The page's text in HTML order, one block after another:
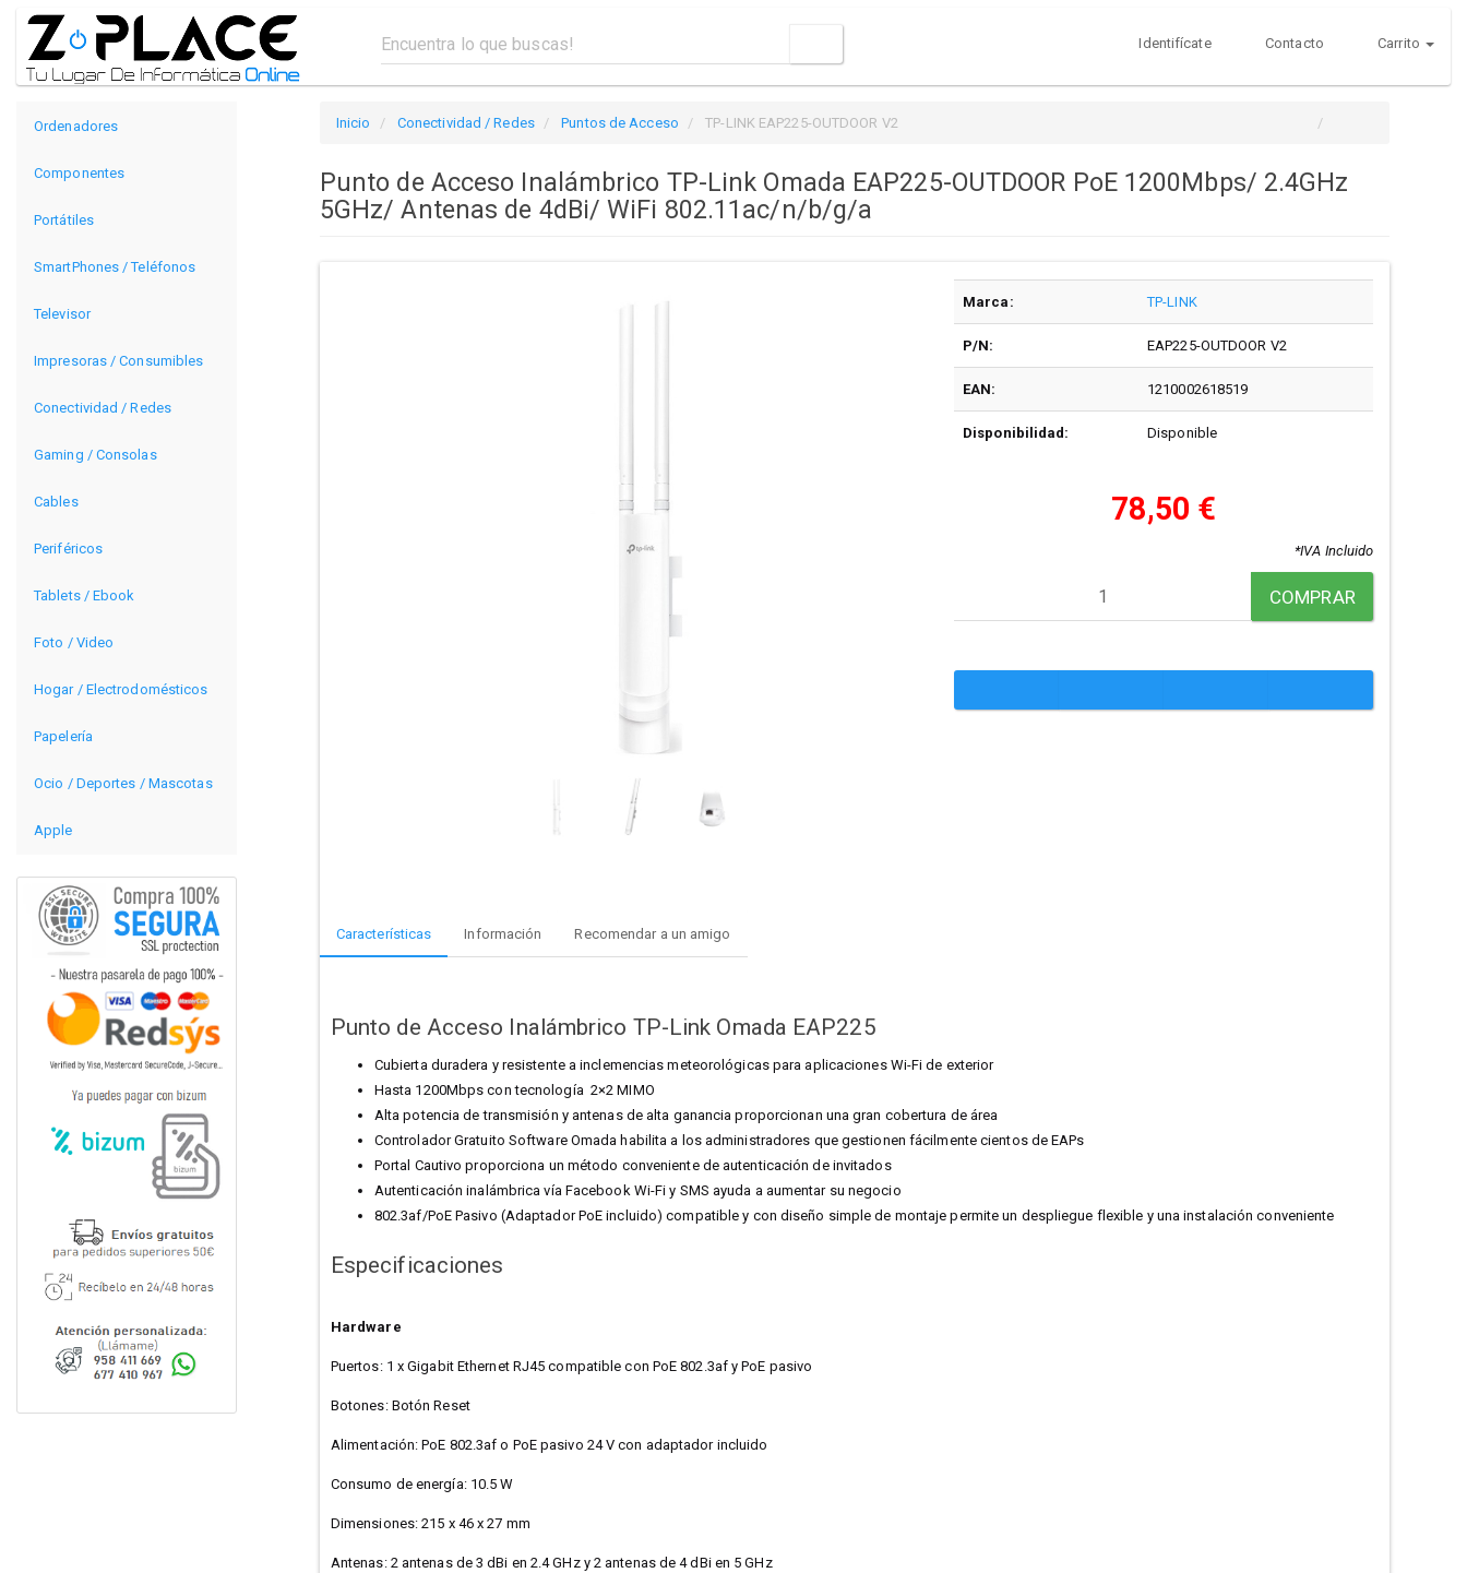
Identifícate Contacto Carrito
Ordenadores
Componentes
Portátiles
SmartPhones / Teléfonos
Televisor
Impresoras / Consumibles
Conectividad / Redes
Gaming / Consolas
Cables
Periféricos
Tablets / Ebook
Foto / Video
Hogar / Electrodomésticos
Papelería
Ocio / Deportes / Mascotas
Apple
Inicio Conectividad / Redes Puntos de Acceso TP-LINK EAP225-OUTDOOR V2
Punto de Acceso Inalámbrico TP-Link Omada EAP225-OUTDOOR PoE 1200Mbps/ 2.4GHz
5GHz/ Antenas de 4dBi/ WiFi 802.11ac/n/b/g/a
Marca: TP-LINK
P/N: EAP225-OUTDOOR V2
EAN: 1210002618519
Disponibilidad: Disponible
78,50 €
*IVA Incluido
COMPRAR
Características Información Recomendar a un amigo
Punto de Acceso Inalámbrico TP-Link Omada EAP225
Cubierta duradera y resistente a inclemencias meteorológicas para aplicaciones Wi-Fi de exterior
Hasta 1200Mbps con tecnología 2×2 MIMO
Alta potencia de transmisión y antenas de alta ganancia proporcionan una gran cobertura de área
Controlador Gratuito Software Omada habilita a los administradores que gestionen fácilmente cientos de EAPs
Portal Cautivo proporciona un método conveniente de autenticación de invitados
Autenticación inalámbrica vía Facebook Wi-Fi y SMS ayuda a aumentar su negocio
802.3af/PoE Pasivo (Adaptador PoE incluido) compatible y con diseño simple de montaje permite un despliegue flexible y una instalación conveniente
Especificaciones
Hardware
Puertos: 1 x Gigabit Ethernet RJ45 compatible con PoE 802.3af y PoE pasivo
Botones: Botón Reset
Alimentación: PoE 802.3af o PoE pasivo 24 V con adaptador incluido
Consumo de energía: 10.5 W
Dimensiones: 215 x 46 x 27 mm
Antenas: 2 antenas de 3 dBi en 2.4 GHz y 2 antenas de 4 dBi en 5 GHz